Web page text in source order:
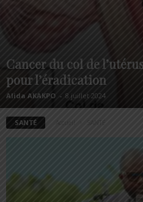
Cancer du col de
pour l’éradication
Alida AKAKPO - 8 juillet 2024
SANTÉ SANTÉ